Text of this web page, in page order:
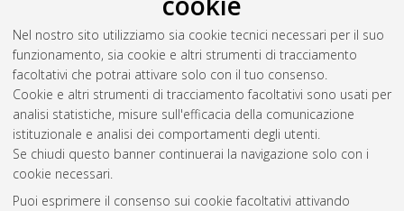
Nel nostro sito utilizziamo sia cookie tecnici necessari per il suo
funzionamento, sia cookie e altri strumenti di tracciamento
facoltativi che potrai attivare solo con il tuo consenso.
Cookie e altri strumenti di tracciamento facoltativi sono usati per
analisi statistiche, misure sull'efficacia della comunicazione
istituzionale e analisi dei comportamenti degli utenti.
Se chiudi questo banner continuerai la navigazione solo con i
cookie necessari.
Puoi esprimere il consenso sui cookie facoltativi attivando
Seleziona un valore dall'elenco sottostante.
2024(1)
Atom
Rss 1.0
Rss 2.0